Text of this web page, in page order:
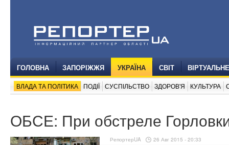
ГОЛОВНА ЗАПОРІЖЖЯ УКРАЇНА СВІТ
ВЛАДА ТА ПОЛІТИКА ПОДІЇ СУСПІЛЬСТВО ЗДОРОВ'Я КУЛЬТУРА
ОБСЕ: При обстреле
РепортерUA 26 Авг 2015 - 20:33